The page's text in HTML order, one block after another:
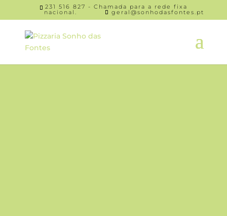
231 516 827 - Chamada para a rede fixa
nacional. geral@sonhodasfontes.pt